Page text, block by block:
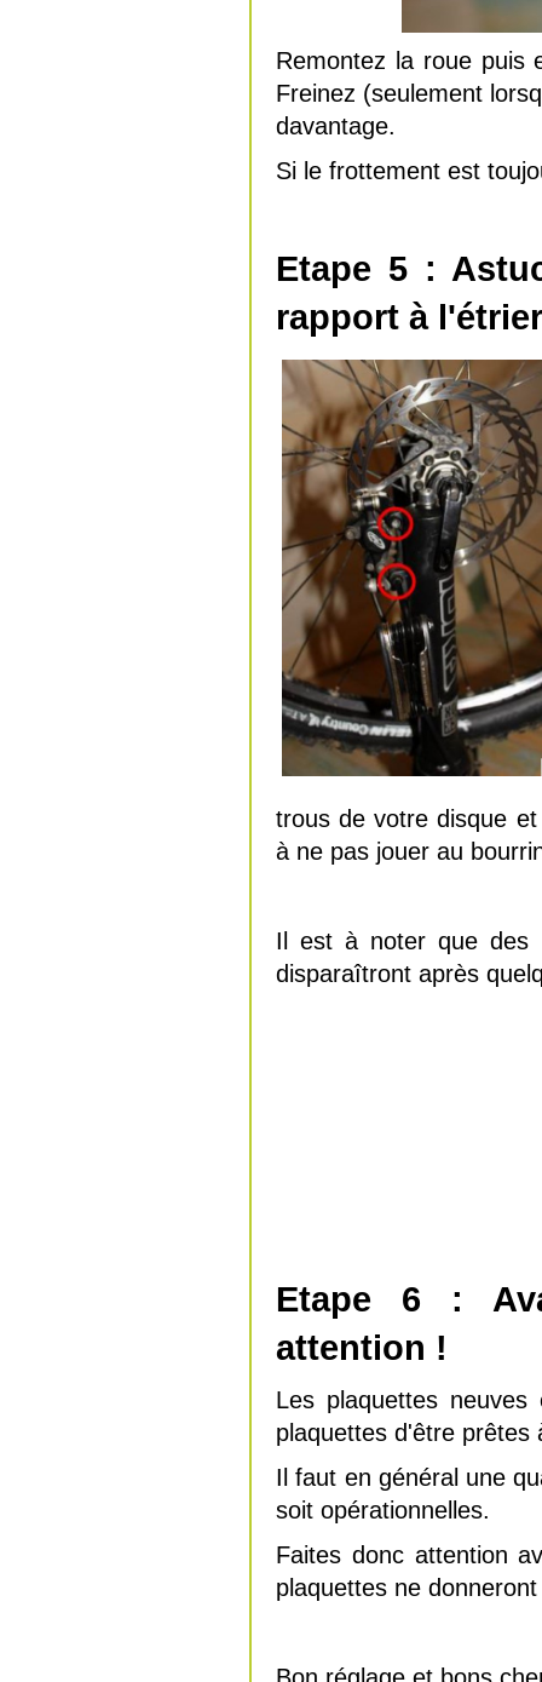
Remontez la roue puis
Freinez (seulement
davantage.
Si le frottement est
Etape 5 :
rapport à l'étrier
trous de votre disque
à ne pas jouer au
Il est à noter que des
disparaîtront après
Etape 6 :
attention !
Les plaquettes
plaquettes d'être prêtes
Il faut en général une
soit opérationnelles.
Faites donc attention
plaquettes ne